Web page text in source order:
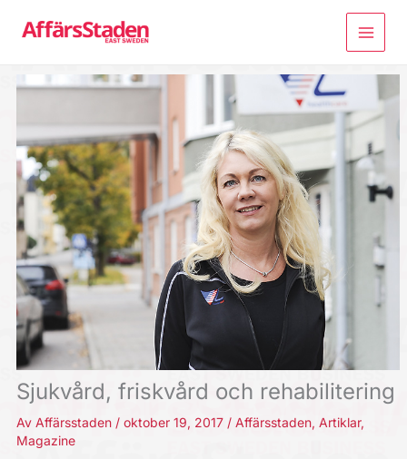
Sjukvård, friskvård och rehabilitering
Av Affärsstaden / oktober 19, 2017 / Affärsstaden, Artiklar,
Magazine